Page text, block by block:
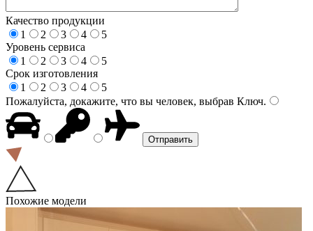
Качество продукции
1
2 3 4
5
Уровень сервиса
1
2 3 4
5
Срок изготовления
1
2 3 4
5
Пожалуйста, докажите, что вы человек, выбрав Ключ.
Похожие модели